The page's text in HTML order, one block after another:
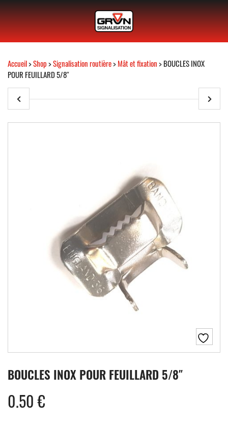
Accueil>Shop>Signalisation routière>Mât et fixation> BOUCLES INOX
POUR FEUILLARD 5/8″
BOUCLES INOX POUR FEUILLARD 5/8″
0.50€